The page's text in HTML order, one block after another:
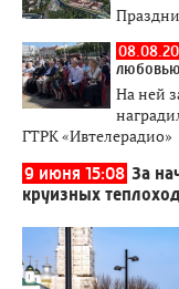
На ней
ГТРК «Ивтелерадио»
9 июня 15:08 За
круизных